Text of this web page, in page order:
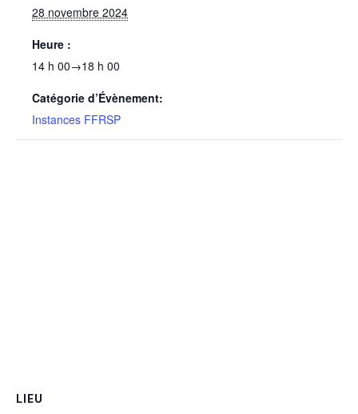
28 novembre 2024
Heure :
14 h 00→18 h 00
Catégorie d’Évènement:
Instances FFRSP
LIEU